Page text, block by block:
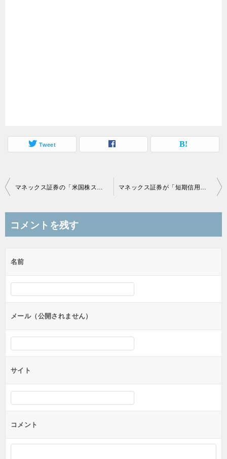
Tweet
投
ビ
ー
シ
ョ
ン
マネックス証券の「米国株スマートフォンアプリ」イベントに出席してきました マネックス証券が「短期信用、ワンデイ信用、スペシャル空売り」スタート！
コメントを残す
名前
メール（公開されません）
サイト
コメント